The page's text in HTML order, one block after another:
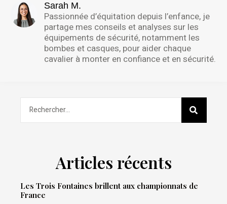
Sarah M.
Passionnée d’équitation depuis l’enfance, je
partage mes conseils et analyses sur les
équipements de sécurité, notamment les
bombes et casques, pour aider chaque
cavalier à monter en confiance et en sécurité.
Articles récents
Les Trois Fontaines brillent aux championnats de
France